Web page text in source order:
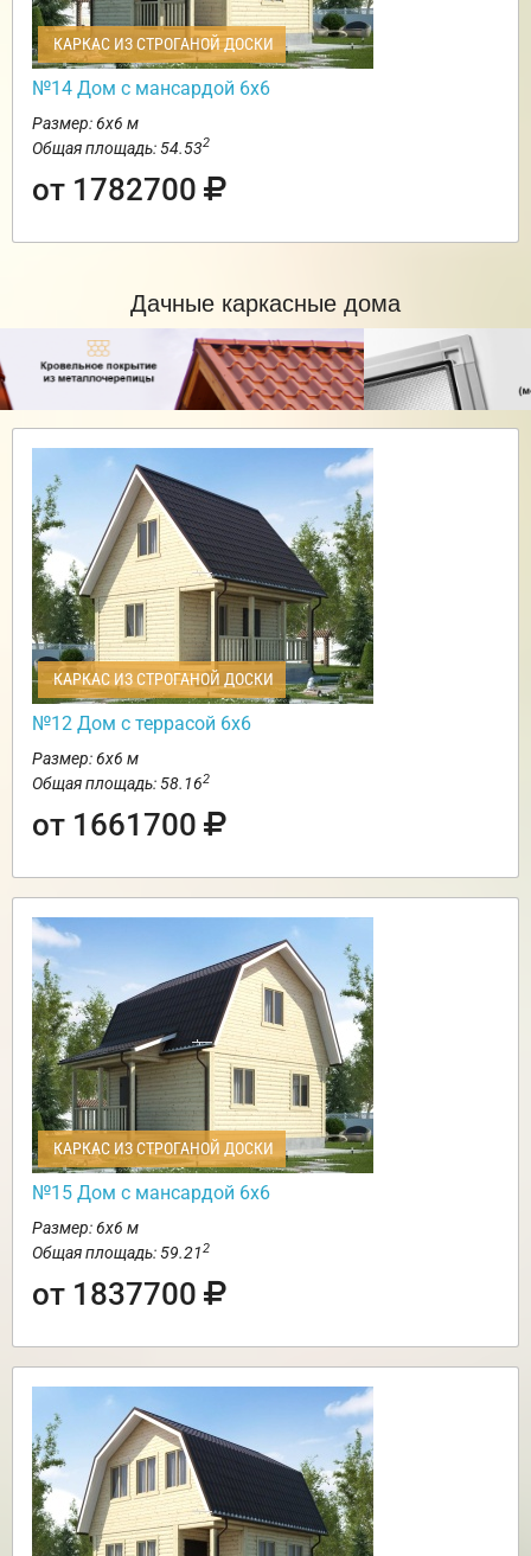
КАРКАС ИЗ СТРОГАНОЙ ДОСКИ
№14 Дом с мансардой 6х6
Размер: 6х6 м
Общая площадь: 54.532
от 1782700
Дачные каркасные дома
КАРКАС ИЗ СТРОГАНОЙ ДОСКИ
№12 Дом с террасой 6х6
Размер: 6х6 м
Общая площадь: 58.162
от 1661700
КАРКАС ИЗ СТРОГАНОЙ ДОСКИ
№15 Дом с мансардой 6х6
Размер: 6х6 м
Общая площадь: 59.212
от 1837700